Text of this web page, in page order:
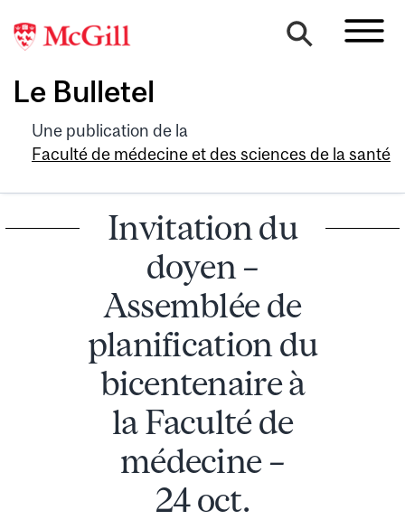
Le Bulletel
Une publication de la
Faculté de médecine et des sciences de la santé
Invitation du
doyen –
Assemblée de
planification du
bicentenaire à
la Faculté de
médecine –
24 oct.